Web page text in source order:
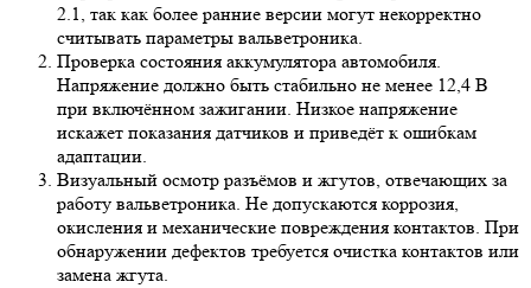
2.1, так как более ранние версии могут некорректно
считывать параметры вальветроника.
Проверка состояния аккумулятора автомобиля.
Напряжение должно быть стабильно не менее 12,4 В
при включённом зажигании. Низкое напряжение
искажет показания датчиков и приведёт к ошибкам
адаптации.
Визуальный осмотр разъёмов и жгутов, отвечающих за
работу вальветроника. Не допускаются коррозия,
окисления и механические повреждения контактов. При
обнаружении дефектов требуется очистка контактов или
замена жгута.